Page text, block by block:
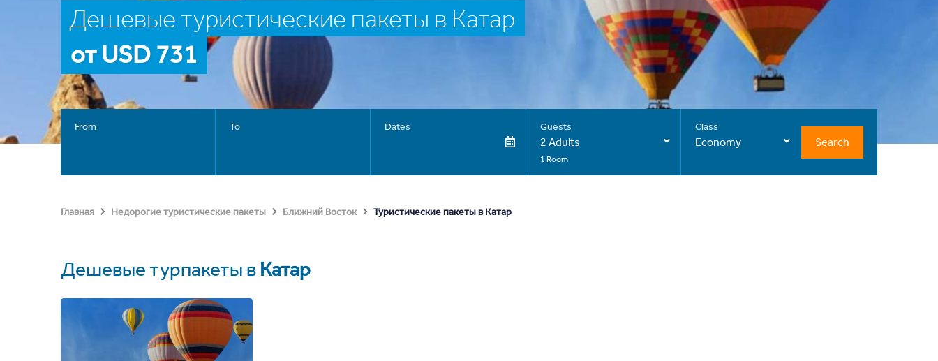
Дешевые туристические пакеты в Катар
от USD 731
From To Dates Guests
2 Adults
1 Room
Class
Economy Search
Главная Недорогие туристические пакеты Ближний Восток Туристические пакеты в Катар
Дешевые турпакеты в Катар